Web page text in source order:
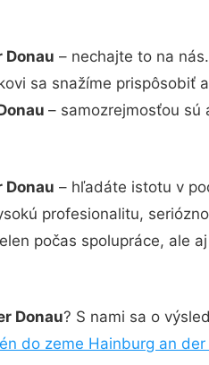
Donau – nechajte to na
sa snažíme
– samozrejmosťou
Donau – hľadáte istotu v
profesionalitu,
počas spolupráce, ale
Donau? S nami sa o
do zeme Hainburg an der